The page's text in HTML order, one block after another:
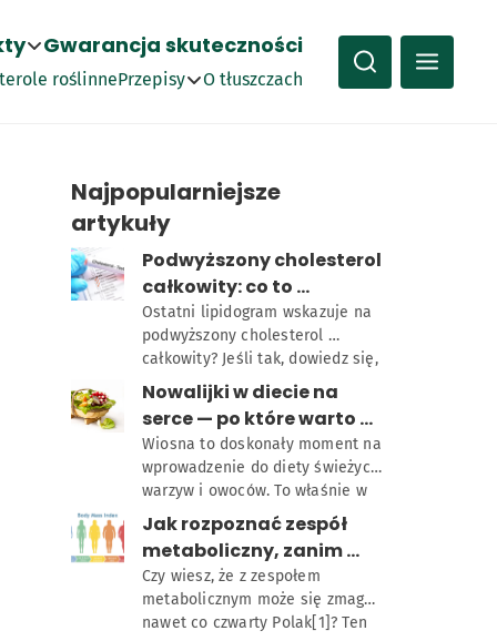
Optima Plus z oliwą EX
TRA VIRGIN
Gwarancja skuteczności
5,00
roślinnePrzepisy
Obiady
Śniadania
Ciasta
O tłuszczach
Najpopularniejsze
artykuły
Podwyższony cholesterol
całkowity: co to
oznacza?
Ostatni lipidogram wskazuje na
podwyższony cholesterol
całkowity? Jeśli tak, dowiedz się,
co to dokładnie oznacza oraz co
zrobić, aby zadbać o swój profil
lipidowy. Niekorzystne wyniki
badań krwi wcale nie muszą od
razu „skazywać” na leczenie
farmakologiczne. Czym jest
cholesterol całkowity?
Cholesterol całkowity, oznaczany
w wynikach badań jako TC, to
parametr wskazujący na ogólną
ilość […]
Nowalijki w diecie na
serce — po które warto
sięgać?
Wiosna to doskonały moment na
wprowadzenie do diety świeżych
warzyw i owoców. To właśnie w
tym okresie pojawiają się długo
wyczekiwane nowalijki! Te
sezonowe skarby nie tylko
dodają koloru i smaku
potrawom, ale także obfitują w
składniki niezbędne dla zdrowia,
Jak rozpoznać zespół
metaboliczny, zanim
rozwinie się miażdżyca
lub cukrzyca?
Czy wiesz, że z zespołem
metabolicznym może się zmagać
nawet co czwarty Polak[1]? Ten